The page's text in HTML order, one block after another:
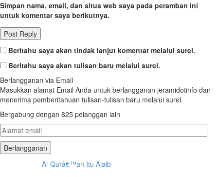
Simpan nama, email, dan situs web saya pada peramban ini
untuk komentar saya berikutnya.
Beritahu saya akan tindak lanjut komentar melalui surel.
Beritahu saya akan tulisan baru melalui surel.
Berlangganan via Email
Masukkan alamat Email Anda untuk berlangganan jeramidotinfo dan
menerima pemberitahuan tulisan-tulisan baru melalui surel.
Bergabung dengan 825 pelanggan lain
Alamat
email
Al-Qurâ€™an Itu Ajaib